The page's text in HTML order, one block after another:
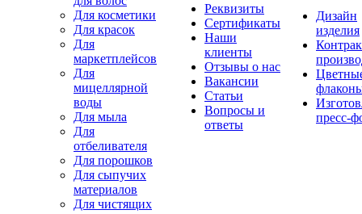
Для косметики
Для красок
Для
маркетплейсов
Для
мицеллярной
воды
Для мыла
Для
отбеливателя
Для порошков
Для сыпучих
материалов
Для чистящих
Реквизиты
Сертификаты
Наши
клиенты
Отзывы о нас
Вакансии
Статьи
Вопросы и
ответы
Дизайн
изделия
пресс-